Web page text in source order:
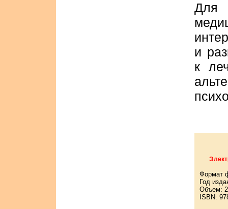
Для
и
к
Формат
Год
Объем:
ISBN: